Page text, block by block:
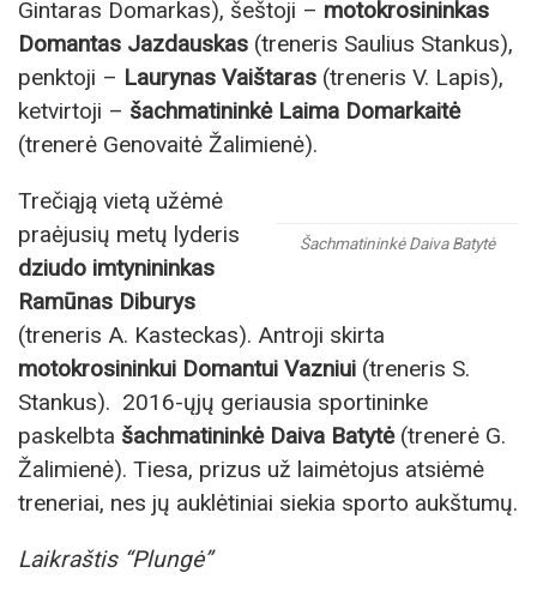
Gintaras Domarkas), šeštoji – motokrosininkas
Domantas Jazdauskas (treneris Saulius Stankus),
penktoji – Laurynas Vaištaras (treneris V. Lapis),
ketvirtoji – šachmatininkė Laima Domarkaitė
(trenerė Genovaitė Žalimienė).
Šachmatininkė Daiva Batytė
Trečiąją vietą užėmė
praėjusių metų lyderis
dziudo imtynininkas
Ramūnas Diburys
(treneris A. Kasteckas). Antroji skirta
motokrosininkui Domantui Vazniui (treneris S.
Stankus). 2016-ųjų geriausia sportininke
paskelbta šachmatininkė Daiva Batytė(trenerė G.
Žalimienė). Tiesa, prizus už laimėtojus atsiėmė
treneriai, nes jų auklėtiniai siekia sporto aukštumų.
Laikraštis “Plungė”